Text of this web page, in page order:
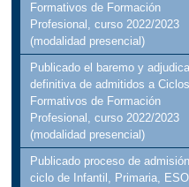
Formativos de Formación
Profesional, curso 2022/2023
(modalidad presencial)
Publicado el baremo y
definitiva de admitidos a Ciclos
Formativos de Formación
Profesional, curso 2022/2023
(modalidad presencial)
Publicado proceso de
ciclo de Infantil, Primaria,